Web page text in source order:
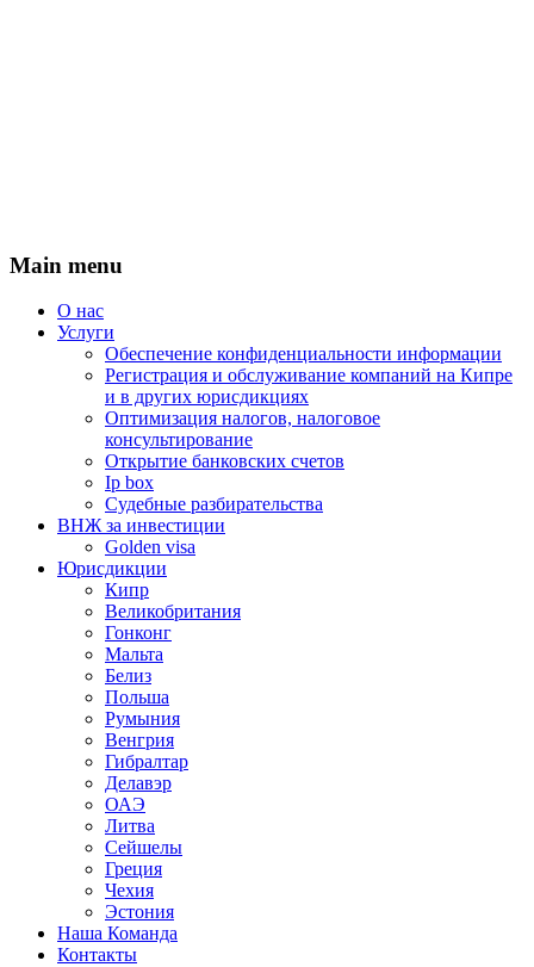
Main menu
О нас
Услуги
Обеспечение конфиденциальности информации
Регистрация и обслуживание компаний на Кипре
и в других юрисдикциях
Оптимизация налогов, налоговое
консультирование
Открытие банковских счетов
Ip box
Судебные разбирательства
ВНЖ за инвестиции
Golden visa
Юрисдикции
Кипр
Великобритания
Гонконг
Мальта
Белиз
Польша
Румыния
Венгрия
Гибралтар
Делавэр
ОАЭ
Литва
Сейшелы
Греция
Чехия
Эстония
Наша Команда
Контакты